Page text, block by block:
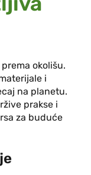
okolišu.
i
na planetu.
prakse i
za buduće